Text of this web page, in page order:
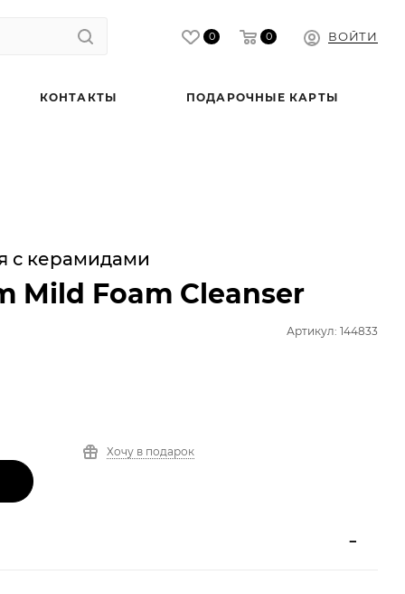
0 0 ВОЙТИ
КОНТАКТЫ ПОДАРОЧНЫЕ КАРТЫ
с керамидами
Mild Foam Cleanser
Артикул: 144833
Хочу в подарок